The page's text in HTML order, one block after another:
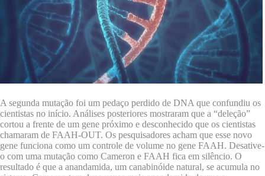
A segunda mutação foi um pedaço perdido de DNA que confundiu os
cientistas no início. Análises posteriores mostraram que a “deleção”
cortou a frente de um gene próximo e desconhecido que os cientistas
chamaram de FAAH-OUT. Os pesquisadores acham que esse novo
gene funciona como um controle de volume no gene FAAH. Desative-
o com uma mutação como Cameron e FAAH fica em silêncio. O
resultado é que a anandamida, um canabinóide natural, se acumula no